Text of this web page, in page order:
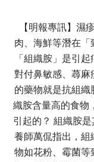
【明報專訊】濕
肉、海鮮等潛在「
「組織胺」是引
對付鼻敏感、蕁麻
的藥物就是抗組織
織胺含量高的食物
引起的？ 組織胺
養師萬侃指出，組
物如花粉、霉菌等